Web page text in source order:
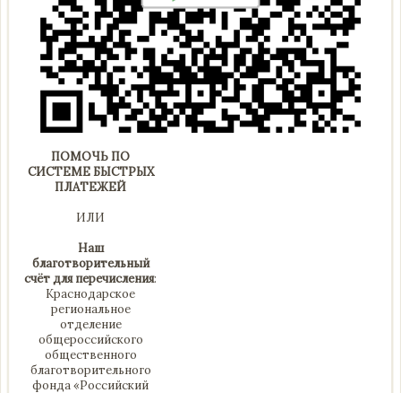
ПОМОЧЬ ПО
СИСТЕМЕ БЫСТРЫХ
ПЛАТЕЖЕЙ
ИЛИ
Наш
благотворительный
счёт для перечисления:
Краснодарское
региональное
отделение
общероссийского
общественного
благотворительного
фонда «Российский